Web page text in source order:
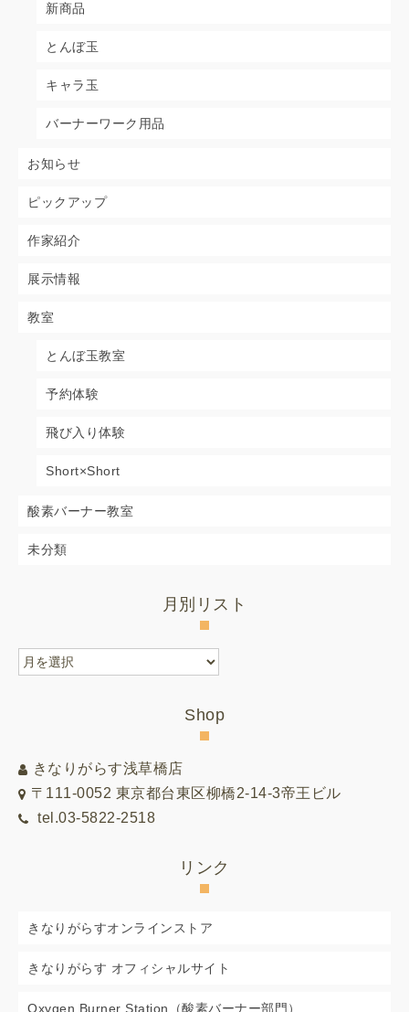
新商品
とんぼ玉
キャラ玉
バーナーワーク用品
お知らせ
ピックアップ
作家紹介
展示情報
教室
とんぼ玉教室
予約体験
飛び入り体験
Short×Short
酸素バーナー教室
未分類
月別リスト
月
別
Shop
きなりがらす浅草橋店
〒111-0052 東京都台東区柳橋2-14-3帝王ビル
tel.03-5822-2518
リンク
きなりがらすオンラインストア
きなりがらす オフィシャルサイト
Oxygen Burner Station（酸素バーナー部門）